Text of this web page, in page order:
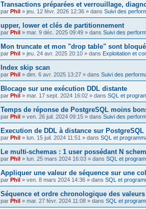
Transactions préparées et verrouillage,
par Phil » jeu. 12 févr. 2026 12:36 » dans Suivi des
upper, lower et clés de partitionnement
par Phil » mar. 9 déc. 2025 09:49 » dans Suivi des
Mon truncate et mon "drop table" sont
par Phil » jeu. 24 avr. 2025 20:10 » dans Exploitation et
Index skip scan
par Phil » dim. 6 avr. 2025 13:27 » dans Suivi des
Blocage sur une exécution DDL distante
par Phil » mar. 17 sept. 2024 16:02 » dans SQL et
Temps de réponse de PostgreSQL moins
par Phil » ven. 26 juil. 2024 09:15 » dans Suivi des
Execution de DDL à distance sur PostgreSQL
par Phil » lun. 15 juil. 2024 11:51 » dans SQL et
Le multi-schemas : 1 user possédant N
par Phil » lun. 25 mars 2024 16:03 » dans SQL et
Appliquer une valeur de séquence sur une
par Phil » ven. 8 mars 2024 14:36 » dans SQL et
Séquence et ordre chronologique des
par Phil » mar. 27 févr. 2024 11:08 » dans SQL et